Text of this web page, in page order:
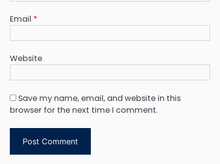
Email *
Website
Save my name, email, and website in this
browser for the next time I comment.